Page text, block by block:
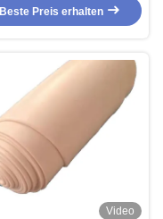
Beste Preis erhalten
Video